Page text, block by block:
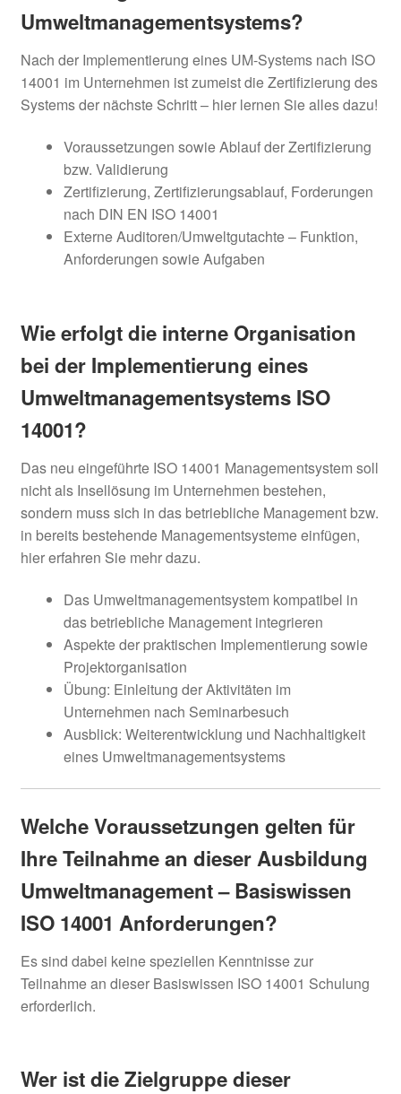
Umweltmanagementsystems?
Nach der Implementierung eines UM-Systems nach ISO
14001 im Unternehmen ist zumeist die Zertifizierung des
Systems der nächste Schritt – hier lernen Sie alles dazu!
Voraussetzungen sowie Ablauf der Zertifizierung
bzw. Validierung
Zertifizierung, Zertifizierungsablauf, Forderungen
nach DIN EN ISO 14001
Externe Auditoren/Umweltgutachte – Funktion,
Anforderungen sowie Aufgaben
Wie erfolgt die interne Organisation
bei der Implementierung eines
Umweltmanagementsystems ISO
14001?
Das neu eingeführte ISO 14001 Managementsystem soll
nicht als Insellösung im Unternehmen bestehen,
sondern muss sich in das betriebliche Management bzw.
in bereits bestehende Managementsysteme einfügen,
hier erfahren Sie mehr dazu.
Das Umweltmanagementsystem kompatibel in
das betriebliche Management integrieren
Aspekte der praktischen Implementierung sowie
Projektorganisation
Übung: Einleitung der Aktivitäten im
Unternehmen nach Seminarbesuch
Ausblick: Weiterentwicklung und Nachhaltigkeit
eines Umweltmanagementsystems
Welche Voraussetzungen gelten für
Ihre Teilnahme an dieser Ausbildung
Umweltmanagement – Basiswissen
ISO 14001 Anforderungen?
Es sind dabei keine speziellen Kenntnisse zur
Teilnahme an dieser Basiswissen ISO 14001 Schulung
erforderlich.
Wer ist die Zielgruppe dieser